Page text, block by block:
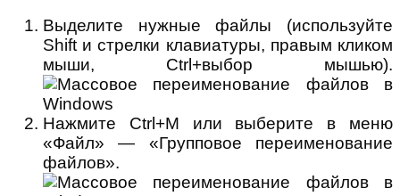
Выделите нужные файлы (используйте
Shift и стрелки клавиатуры, правым кликом
мыши, Ctrl+выбор мышью).
Нажмите Ctrl+M или выберите в меню
«Файл» — «Групповое переименование
файлов».